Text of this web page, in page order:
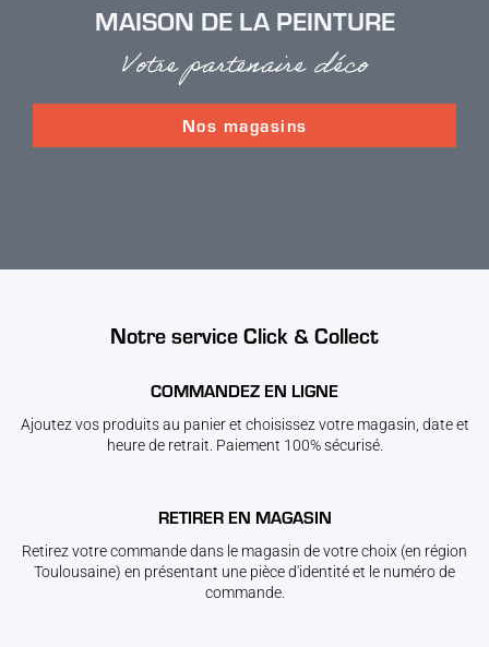
MAISON DE LA PEINTURE
Votre partenaire déco
Nos magasins
Notre service Click & Collect
COMMANDEZ EN LIGNE
Ajoutez vos produits au panier et choisissez votre magasin, date et
heure de retrait. Paiement 100% sécurisé.
RETIRER EN MAGASIN
Retirez votre commande dans le magasin de votre choix (en région
Toulousaine) en présentant une pièce d'identité et le numéro de
commande.